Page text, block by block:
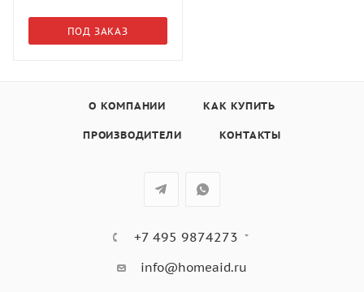
ПОД ЗАКАЗ
О КОМПАНИИ КАК КУПИТЬ
ПРОИЗВОДИТЕЛИ КОНТАКТЫ
+7 495 9874273
info@homeaid.ru